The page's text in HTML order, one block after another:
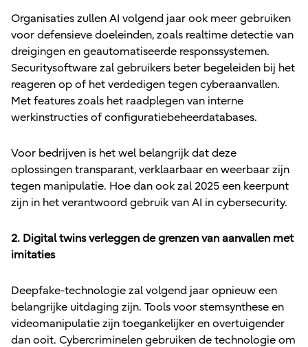
Organisaties zullen AI volgend jaar ook meer gebruiken
voor defensieve doeleinden, zoals realtime detectie van
dreigingen en geautomatiseerde responssystemen.
Securitysoftware zal gebruikers beter begeleiden bij het
reageren op of het verdedigen tegen cyberaanvallen.
Met features zoals het raadplegen van interne
werkinstructies of configuratiebeheerdatabases.
Voor bedrijven is het wel belangrijk dat deze
oplossingen transparant, verklaarbaar en weerbaar zijn
tegen manipulatie. Hoe dan ook zal 2025 een keerpunt
zijn in het verantwoord gebruik van AI in cybersecurity.
2. Digital twins verleggen de grenzen van aanvallen met
imitaties
Deepfake-technologie zal volgend jaar opnieuw een
belangrijke uitdaging zijn. Tools voor stemsynthese en
videomanipulatie zijn toegankelijker en overtuigender
dan ooit. Cybercriminelen gebruiken de technologie om